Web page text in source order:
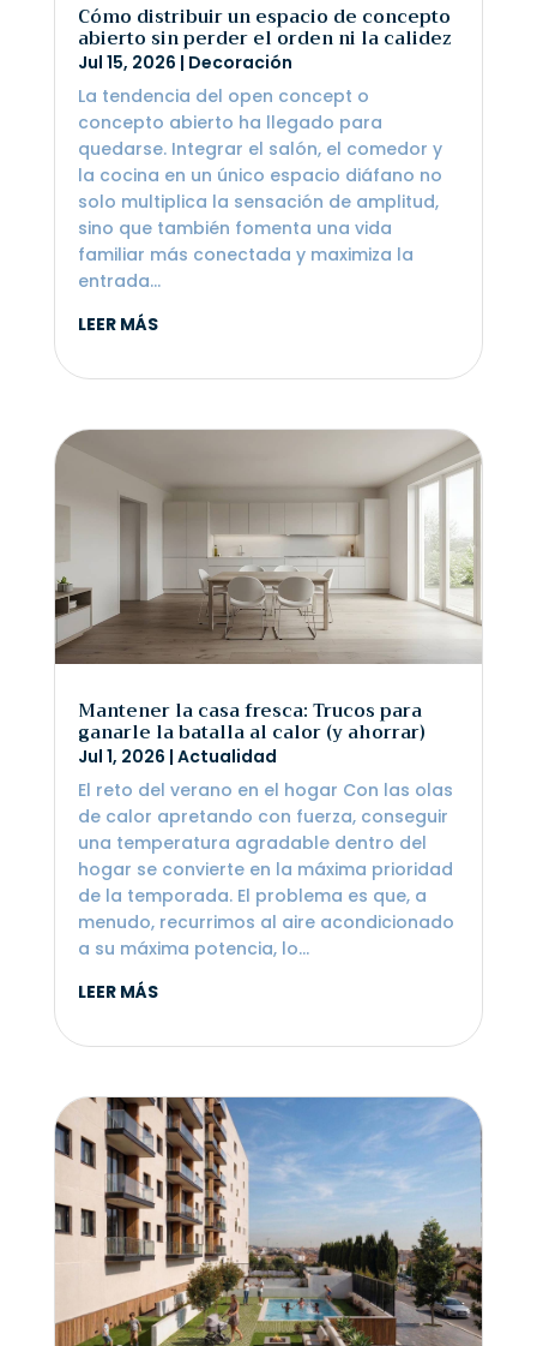
Cómo distribuir un espacio de concepto
abierto sin perder el orden ni la calidez
Jul 15, 2026 | Decoración
La tendencia del open concept o
concepto abierto ha llegado para
quedarse. Integrar el salón, el comedor y
la cocina en un único espacio diáfano no
solo multiplica la sensación de amplitud,
sino que también fomenta una vida
familiar más conectada y maximiza la
entrada...
LEER MÁS
Mantener la casa fresca: Trucos para
ganarle la batalla al calor (y ahorrar)
Jul 1, 2026 | Actualidad
El reto del verano en el hogar Con las olas
de calor apretando con fuerza, conseguir
una temperatura agradable dentro del
hogar se convierte en la máxima prioridad
de la temporada. El problema es que, a
menudo, recurrimos al aire acondicionado
a su máxima potencia, lo...
LEER MÁS